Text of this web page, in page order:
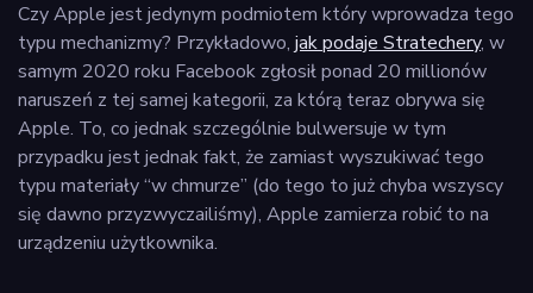
Czy Apple jest jedynym podmiotem który wprowadza tego
typu mechanizmy? Przykładowo, jak podaje Stratechery, w
samym 2020 roku Facebook zgłosił ponad 20 millionów
naruszeń z tej samej kategorii, za którą teraz obrywa się
Apple. To, co jednak szczególnie bulwersuje w tym
przypadku jest jednak fakt, że zamiast wyszukiwać tego
typu materiały “w chmurze” (do tego to już chyba wszyscy
się dawno przyzwyczailiśmy), Apple zamierza robić to na
urządzeniu użytkownika.